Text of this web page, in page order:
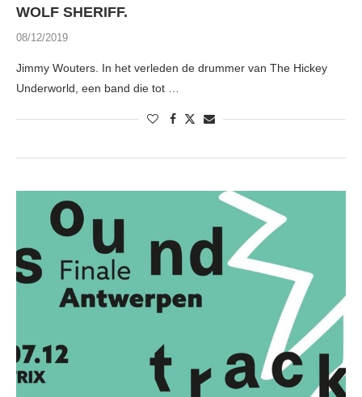
WOLF SHERIFF.
08/12/2019
Jimmy Wouters. In het verleden de drummer van The Hickey
Underworld, een band die tot …